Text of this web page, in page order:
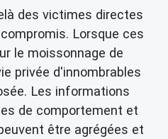
des victimes directes
Lorsque ces
le moissonnage de
privée d'innombrables
Les informations
de comportement et
être agrégées et